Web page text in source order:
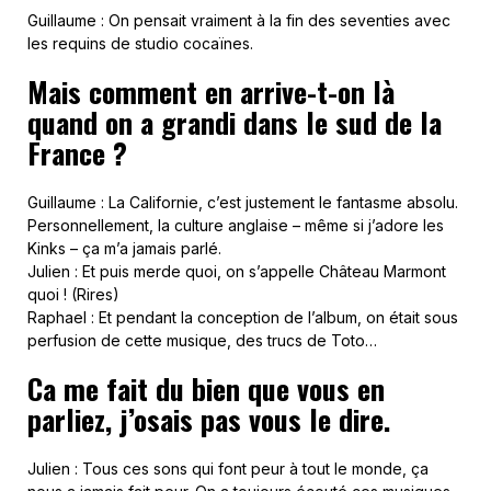
Guillaume : On pensait vraiment à la fin des seventies avec
les requins de studio cocaïnes.
Mais comment en arrive-t-on là
quand on a grandi dans le sud de la
France ?
Guillaume : La Californie, c’est justement le fantasme absolu.
Personnellement, la culture anglaise – même si j’adore les
Kinks – ça m’a jamais parlé.
Julien : Et puis merde quoi, on s’appelle Château Marmont
quoi ! (Rires)
Raphael : Et pendant la conception de l’album, on était sous
perfusion de cette musique, des trucs de Toto…
Ca me fait du bien que vous en
parliez, j’osais pas vous le dire.
Julien : Tous ces sons qui font peur à tout le monde, ça